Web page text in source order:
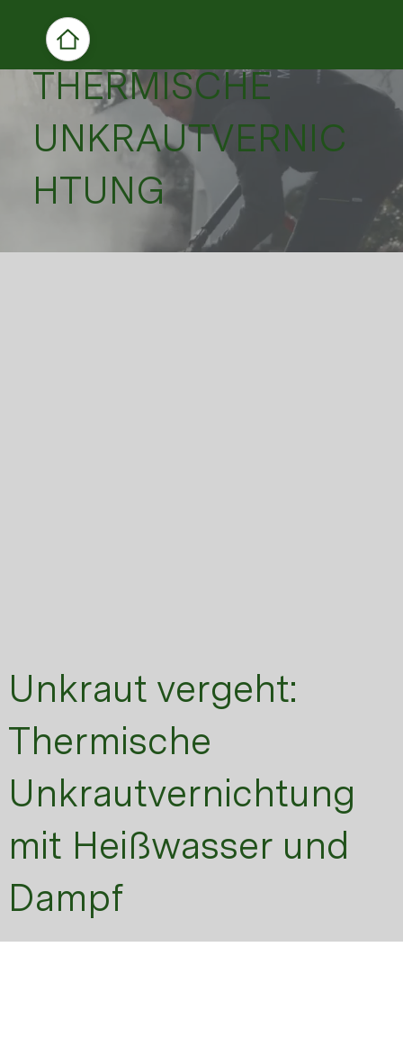
THERMISCHE
UNKRAUTVERNIC
HTUNG
Unkraut vergeht:
Thermische
Unkrautvernichtung
mit Heißwasser und
Dampf